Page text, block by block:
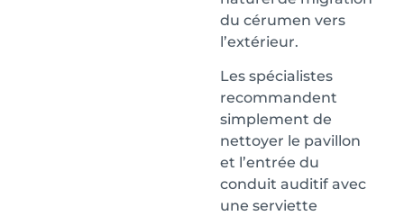
du cérumen vers
l’extérieur.
Les spécialistes
recommandent
simplement de
nettoyer le pavillon
et l’entrée du
conduit auditif avec
une serviette